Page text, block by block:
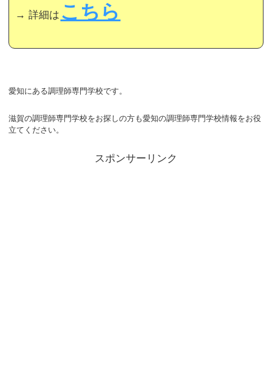
→ 詳細は こちら
愛知にある調理師専門学校です。
滋賀の調理師専門学校をお探しの方も愛知の調理師専門学校情報をお役
立てください。
スポンサーリンク